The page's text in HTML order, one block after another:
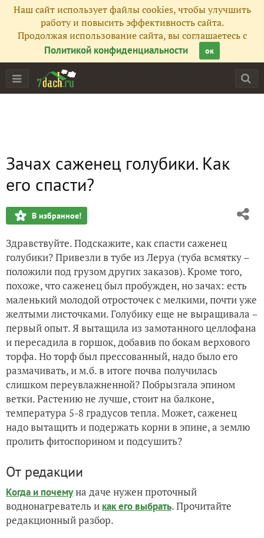
Наш сайт использует файлы cookies, чтобы улучшить
работу и повысить эффективность сайта.
Продолжая использование сайта, вы соглашаетесь с
Политикой конфиденциальности
ок
Зачах саженец голубики. Как
его спасти?
В избранное!
Здравствуйте. Подскажите, как спасти саженец
голубики? Привезли в тубе из Леруа (туба всмятку –
положили под грузом других заказов). Кроме того,
похоже, что саженец был пробужден, но зачах: есть
маленький молодой отросточек с мелкими, почти уже
желтыми листочками. Голубику еще не выращивала –
первый опыт. Я вытащила из замотанного целлофана
и пересадила в горшок, добавив по бокам верхового
торфа. Но торф был прессованный, надо было его
размачивать, и м.б. в итоге почва получилась
слишком переувлажненной? Побрызгала эпином
ветки. Растению не лучше, стоит на балконе,
температура 5-8 градусов тепла. Может, саженец
надо вытащить и подержать корни в эпине, а землю
пролить фитоспорином и подсушить?
От редакции
Когда и почемуна даче нужен проточный
воднонагреватель и как его выбрать. Прочитайте
редакционный разбор.